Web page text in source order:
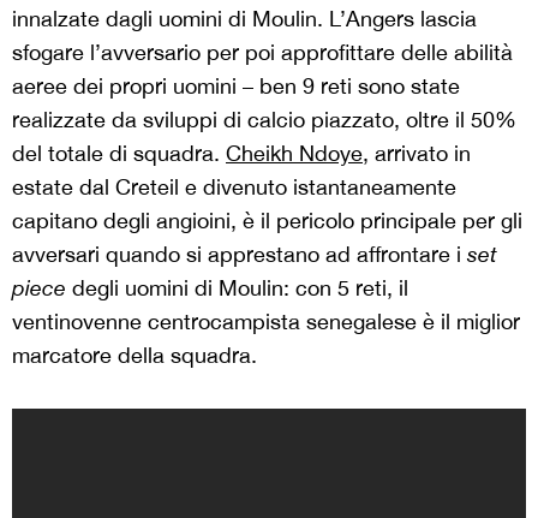
innalzate dagli uomini di Moulin. L’Angers lascia
sfogare l’avversario per poi approfittare delle abilità
aeree dei propri uomini – ben 9 reti sono state
realizzate da sviluppi di calcio piazzato, oltre il 50%
del totale di squadra. Cheikh Ndoye, arrivato in
estate dal Creteil e divenuto istantaneamente
capitano degli angioini, è il pericolo principale per gli
avversari quando si apprestano ad affrontare i set
piece degli uomini di Moulin: con 5 reti, il
ventinovenne centrocampista senegalese è il miglior
marcatore della squadra.